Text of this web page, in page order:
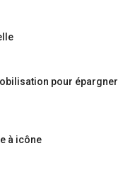
pour épargner
à icône